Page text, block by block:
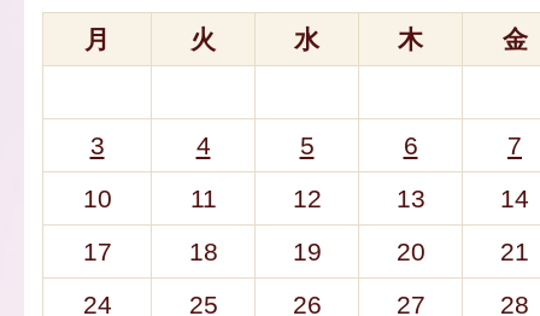
月 火 水 木 金
3 4 5 6
7
10
11 12 13
14
17
18 19 20
21
24
25 26 27 28